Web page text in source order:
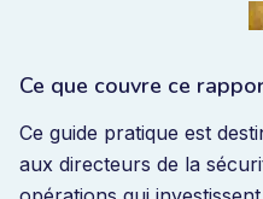
Ce que couvre ce
Ce guide pratique est
aux directeurs de la